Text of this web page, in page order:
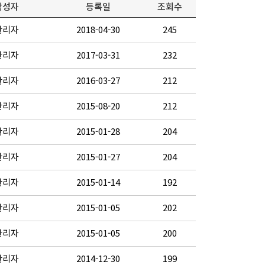
자 등록일
조회수
자
2018-04-30 245
자 2017-03-31 232
자 2016-03-27 212
자 2015-08-20 212
자 2015-01-28 204
자 2015-01-27 204
자 2015-01-14 192
자 2015-01-05 202
자 2015-01-05 200
자 2014-12-30 199